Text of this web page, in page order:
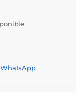
WhatsApp